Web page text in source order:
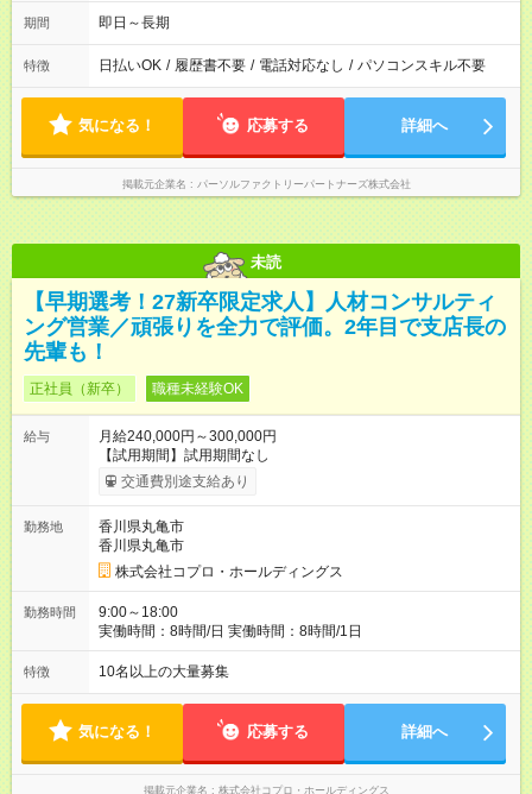
期間 即日～長期
特徴 日払いOK / 履歴書不要 / 電話対応なし / パソコンスキル不要
気になる！ 応募する 詳細へ
掲載元企業名 パーソルファクトリーパートナーズ株式会社
未読
【早期選考！27新卒限定求人】人材コンサルティ
ング営業／頑張りを全力で評価。2年目で支店長の
先輩も！
正社員（新卒） 職種未経験OK
給与
月給240,000円～300,000円
【試用期間】試用期間なし
交通費別途支給あり
勤務地
香川県丸亀市
香川県丸亀市
株式会社コプロ・ホールディングス
勤務時間
9:00～18:00
実働時間：8時間/日 実働時間：8時間/1日
特徴 10名以上の大量募集
気になる！ 応募する 詳細へ
掲載元企業名 株式会社コプロ・ホールディングス